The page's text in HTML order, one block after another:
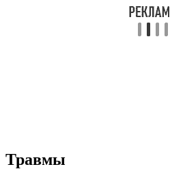
Травмы